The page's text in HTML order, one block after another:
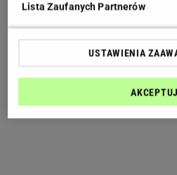
Lista Zaufanych Partnerów
USTAWIENIA